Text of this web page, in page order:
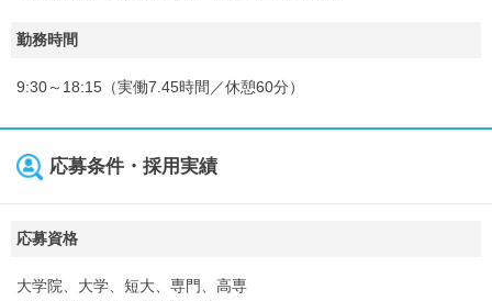
勤務時間
9:30～18:15（実働7.45時間／休憩60分）
応募条件・採用実績
応募資格
大学院、大学、短大、専門、高専